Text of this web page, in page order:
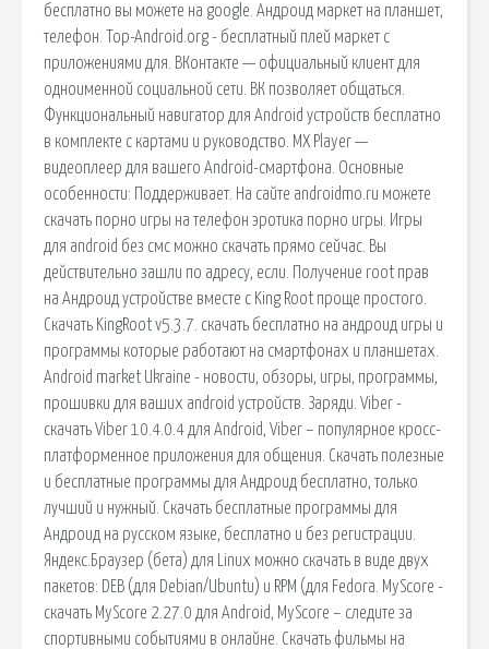
бесплатно вы можете на google. Андроид маркет на планшет,
телефон. Top-Android.org - бесплатный плей маркет с
приложениями для. ВКонтакте — официальный клиент для
одноименной социальной сети. ВК позволяет общаться.
Функциональный навигатор для Android устройств бесплатно
в комплекте с картами и руководство. MX Player —
видеоплеер для вашего Android-смартфона. Основные
особенности: Поддерживает. На сайте androidmo.ru можете
скачать порно игры на телефон эротика порно игры. Игры
для android без смс можно скачать прямо сейчас. Вы
действительно зашли по адресу, если. Получение root прав
на Андроид устройстве вместе с King Root проще простого.
Скачать KingRoot v5.3.7. cкачать бесплатно на андроид игры и
программы которые работают на смартфонах и планшетах.
Android market Ukraine - новости, обзоры, игры, программы,
прошивки для ваших android устройств. Заряди. Viber -
скачать Viber 10.4.0.4 для Android, Viber – популярное кросс-
платформенное приложения для общения. Скачать полезные
и бесплатные программы для Андроид бесплатно, только
лучший и нужный. Скачать бесплатные программы для
Андроид на русском языке, бесплатно и без регистрации.
Яндекс.Браузер (бета) для Linux можно скачать в виде двух
пакетов: DEB (для Debian/Ubuntu) и RPM (для Fedora. MyScore -
скачать MyScore 2.27.0 для Android, MyScore – следите за
спортивными событиями в онлайне. Скачать фильмы на